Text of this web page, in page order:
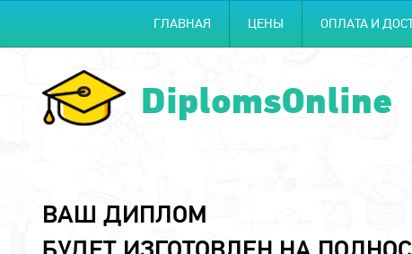
ГЛАВНАЯ ЦЕНЫ ОПЛАТА И
DiplomsOnline
ВАШ ДИПЛОМ